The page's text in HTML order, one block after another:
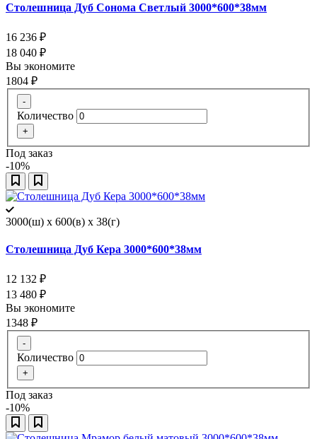
Столешница Дуб Сонома Светлый 3000*600*38мм
16 236 ₽
18 040 ₽
Вы экономите
1804 ₽
-
Количество
+
Под заказ
-10%
3000(ш) x 600(в) x 38(г)
Столешница Дуб Кера 3000*600*38мм
12 132 ₽
13 480 ₽
Вы экономите
1348 ₽
-
Количество
+
Под заказ
-10%